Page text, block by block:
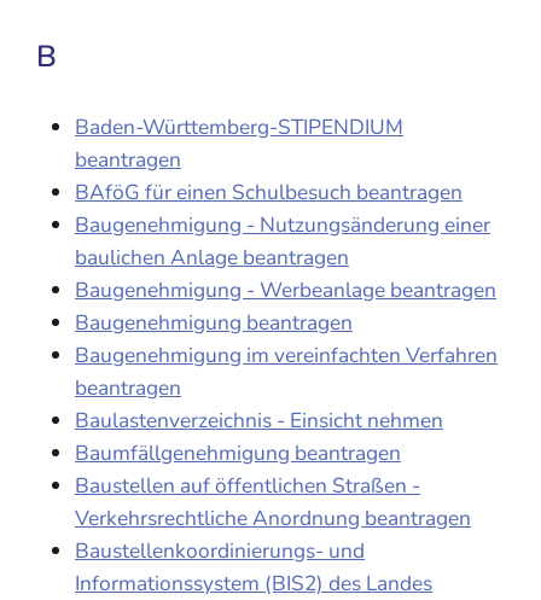
B
Baden-Württemberg-STIPENDIUM
beantragen
BAföG für einen Schulbesuch beantragen
Baugenehmigung - Nutzungsänderung einer
baulichen Anlage beantragen
Baugenehmigung - Werbeanlage beantragen
Baugenehmigung beantragen
Baugenehmigung im vereinfachten Verfahren
beantragen
Baulastenverzeichnis - Einsicht nehmen
Baumfällgenehmigung beantragen
Baustellen auf öffentlichen Straßen -
Verkehrsrechtliche Anordnung beantragen
Baustellenkoordinierungs- und
Informationssystem (BIS2) des Landes